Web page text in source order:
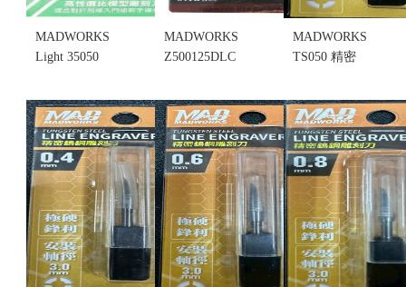
MADWORKS
Light 35050
刀/刻線刀
0.5mm (只有
刀片) (不挑
盒況)
售價:250
MADWORKS
Z500125DLC
替換式雕刻
刀 0.125mm
(只有刀片)
(不挑盒況)
售價:400
MADWORKS
TS050 精密
0.5mm 刻線
刀 刻刀 刻針
(不挑盒況)
售價:240